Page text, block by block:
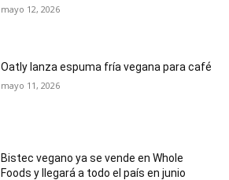
mayo 12, 2026
Oatly lanza espuma fría vegana para café
mayo 11, 2026
Bistec vegano ya se vende en Whole
Foods y llegará a todo el país en junio